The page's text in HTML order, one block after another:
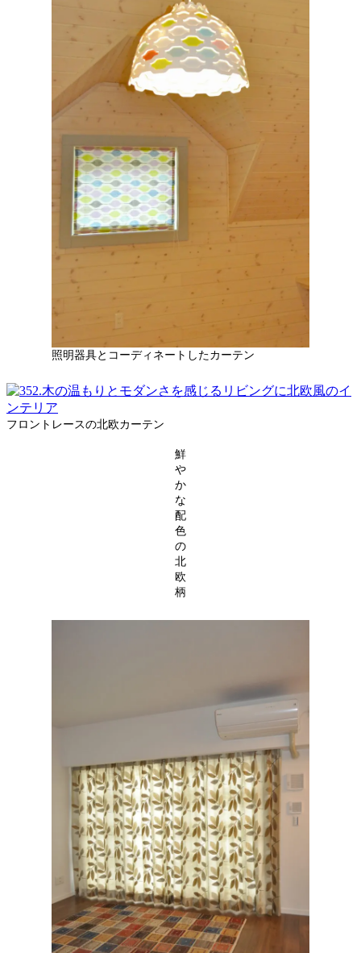
照明器具とコーディネートしたカーテン
フロントレースの北欧カーテン
鮮
や
か
な
配
色
の
北
欧
柄